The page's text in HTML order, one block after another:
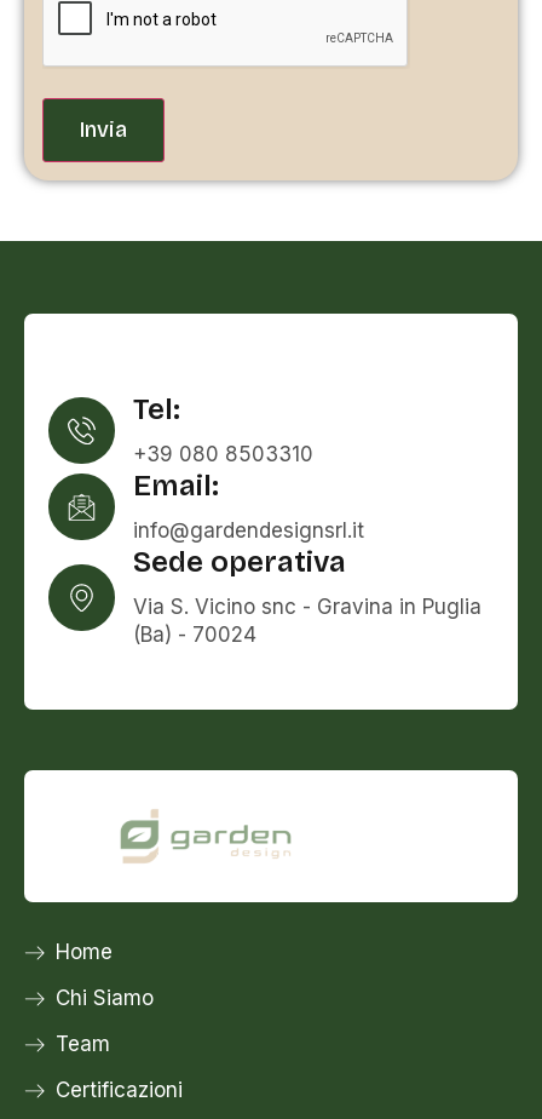
Tel:
+39 080 8503310
Email:
info@gardendesignsrl.it
Sede operativa
Via S. Vicino snc - Gravina in Puglia
(Ba) - 70024
Home
Chi Siamo
Team
Certificazioni